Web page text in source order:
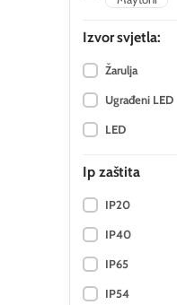
Izvor svjetla:
Žarulja
Ugrađeni LED
LED
Ip zaštita
IP20
IP40
IP65
IP54